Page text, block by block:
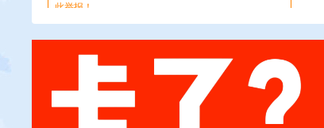
此举报！